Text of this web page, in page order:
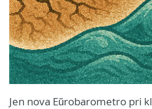
Jen nova Eŭrobarometro pri